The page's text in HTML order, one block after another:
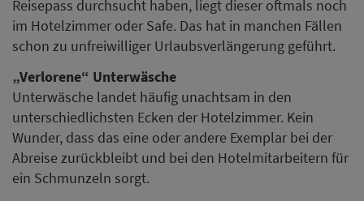
Reisepass durchsucht haben, liegt dieser oftmals noch
im Hotelzimmer oder Safe. Das hat in manchen Fällen
schon zu unfreiwilliger Urlaubsverlängerung geführt.
„Verlorene“ Unterwäsche
Unterwäsche landet häufig unachtsam in den
unterschiedlichsten Ecken der Hotelzimmer. Kein
Wunder, dass das eine oder andere Exemplar bei der
Abreise zurückbleibt und bei den Hotelmitarbeitern für
ein Schmunzeln sorgt.